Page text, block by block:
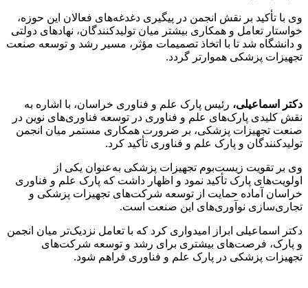
وی با تأکید بر نقش انجمن در پیگیری دغدغه‌های فعالان این حوزه،
خواستار تعامل و همکاری بیشتر میان تولیدکنندگان، نهادهای دولتی
و دانشگاه شد تا با اتخاذ تصمیمات مؤثر، مسیر رشد و توسعه صنعت
تجهیزات پزشکی هموارتر گردد.
دکتر اسماعیلی، رئیس پارک علم و فناوری خراسان، با اشاره به
نقش کلیدی پارک‌های علم و فناوری در توسعه فناوری‌های نوین در
صنعت تجهیزات پزشکی، بر ضرورت همکاری مستمر میان انجمن
تولیدکنندگان و پارک علم و فناوری تأکید کرد.
وی بر تقویت زیست‌بوم تجهیزات پزشکی به‌عنوان یکی از
اولویت‌های پارک تأکید نمود و اظهار داشت که پارک علم و فناوری
خراسان آماده حمایت از توسعه شرکت‌های تجهیزات پزشکی و
تجاری‌سازی نوآوری‌های این صنعت است.
دکتر اسماعیلی ابراز امیدواری کرد که با تعامل نزدیک‌تر میان انجمن
و پارک، فرصت‌های بیشتری برای رشد و توسعه شرکت‌های
تجهیزات پزشکی در پارک علم و فناوری فراهم شود.